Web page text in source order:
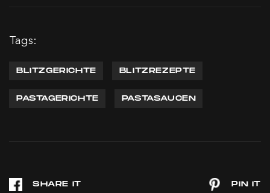
Tags:
BLITZGERICHTE BLITZREZEPTE
PASTAGERICHTE PASTASAUCEN